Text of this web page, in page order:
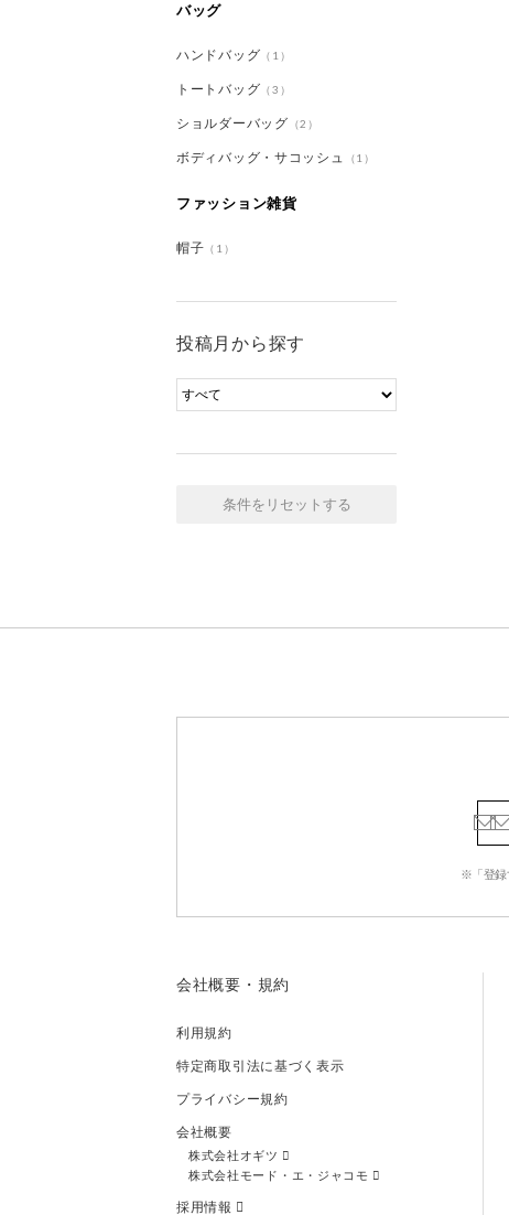
バッグ
ハンドバッグ （1）
トートバッグ （3）
ショルダーバッグ （2）
ボディバッグ・サコッシュ （1）
ファッション雑貨
帽子 （1）
投稿月から探す
条件をリセットする
※「登録
会社概要・規約
利用規約
特定商取引法に基づく表示
プライバシー規約
会社概要
株式会社オギツ
株式会社モード・エ・ジャコモ
採用情報